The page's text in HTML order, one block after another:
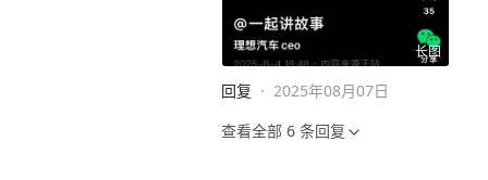
长图
回复 · 2025年08月07日
查看全部 6 条回复